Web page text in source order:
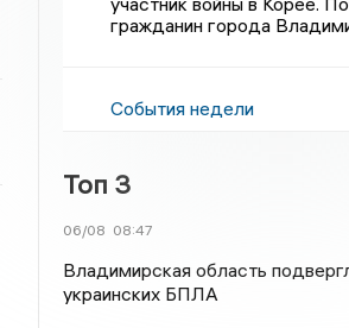
гражданин города
События недели
Топ 3
06/08 08:47
Владимирская область
украинских БПЛА